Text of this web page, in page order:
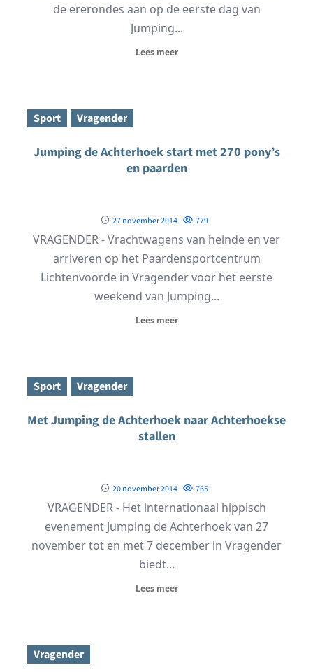
de ererondes aan op de eerste dag van
Jumping...
Lees meer
Sport Vragender
Jumping de Achterhoek start met 270 pony’s
en paarden
27 november 2014 779
VRAGENDER - Vrachtwagens van heinde en ver
arriveren op het Paardensportcentrum
Lichtenvoorde in Vragender voor het eerste
weekend van Jumping...
Lees meer
Sport Vragender
Met Jumping de Achterhoek naar Achterhoekse
stallen
20 november 2014 765
VRAGENDER - Het internationaal hippisch
evenement Jumping de Achterhoek van 27
november tot en met 7 december in Vragender
biedt...
Lees meer
Vragender